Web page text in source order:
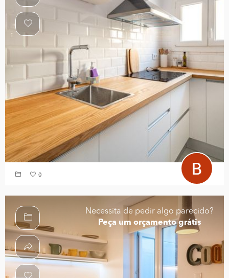
0
Necessita de pedir algo parecido?
Peça um orçamento grátis